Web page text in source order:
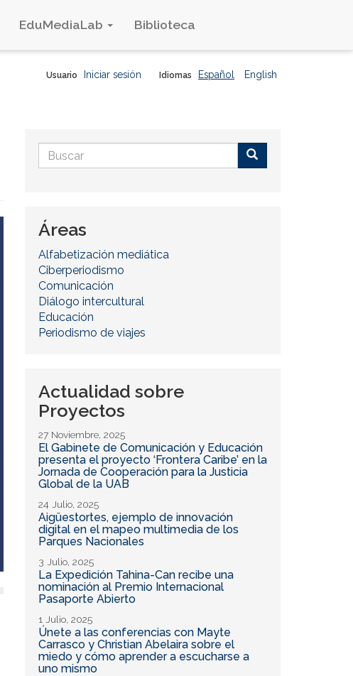
EduMediaLab Biblioteca
Idiomas Español English
Usuario Iniciar sesión
Formulario
de
Áreas
Alfabetización mediática
Ciberperiodismo
Comunicación
Diálogo intercultural
Educación
Periodismo de viajes
Actualidad sobre
Proyectos
27 Noviembre, 2025
El Gabinete de Comunicación y Educación
presenta el proyecto ‘Frontera Caribe’ en la
Jornada de Cooperación para la Justicia
Global de la UAB
24 Julio, 2025
Aigüestortes, ejemplo de innovación
digital en el mapeo multimedia de los
Parques Nacionales
3 Julio, 2025
La Expedición Tahina-Can recibe una
nominación al Premio Internacional
Pasaporte Abierto
1 Julio, 2025
Únete a las conferencias con Mayte
Carrasco y Christian Abelaira sobre el
miedo y cómo aprender a escucharse a
uno mismo